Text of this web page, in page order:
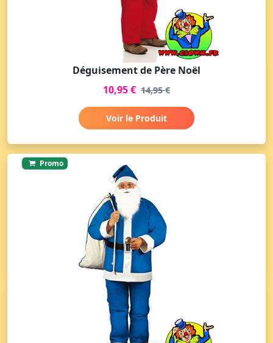
Déguisement de Père Noël
10,95 € 14,95 €
Voir le Produit
Promo